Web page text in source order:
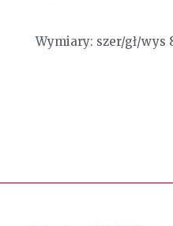
Wymiary: szer/gł/wys